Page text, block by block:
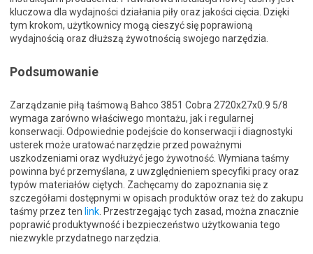
kluczowa dla wydajności działania piły oraz jakości cięcia. Dzięki
tym krokom, użytkownicy mogą cieszyć się poprawioną
wydajnością oraz dłuższą żywotnością swojego narzędzia.
Podsumowanie
Zarządzanie piłą taśmową Bahco 3851 Cobra 2720x27x0.9 5/8
wymaga zarówno właściwego montażu, jak i regularnej
konserwacji. Odpowiednie podejście do konserwacji i diagnostyki
usterek może uratować narzędzie przed poważnymi
uszkodzeniami oraz wydłużyć jego żywotność. Wymiana taśmy
powinna być przemyślana, z uwzględnieniem specyfiki pracy oraz
typów materiałów ciętych. Zachęcamy do zapoznania się z
szczegółami dostępnymi w opisach produktów oraz też do zakupu
taśmy przez ten link. Przestrzegając tych zasad, można znacznie
poprawić produktywność i bezpieczeństwo użytkowania tego
niezwykle przydatnego narzędzia.